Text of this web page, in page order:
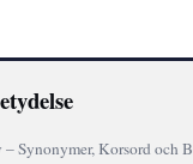
– Synonymer, Korsord och